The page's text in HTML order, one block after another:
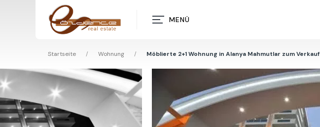
MENÜ
Startseite / Wohnung / Möblierte 2+1 Wohnung in Alanya Mahmutlar zum Verkauf